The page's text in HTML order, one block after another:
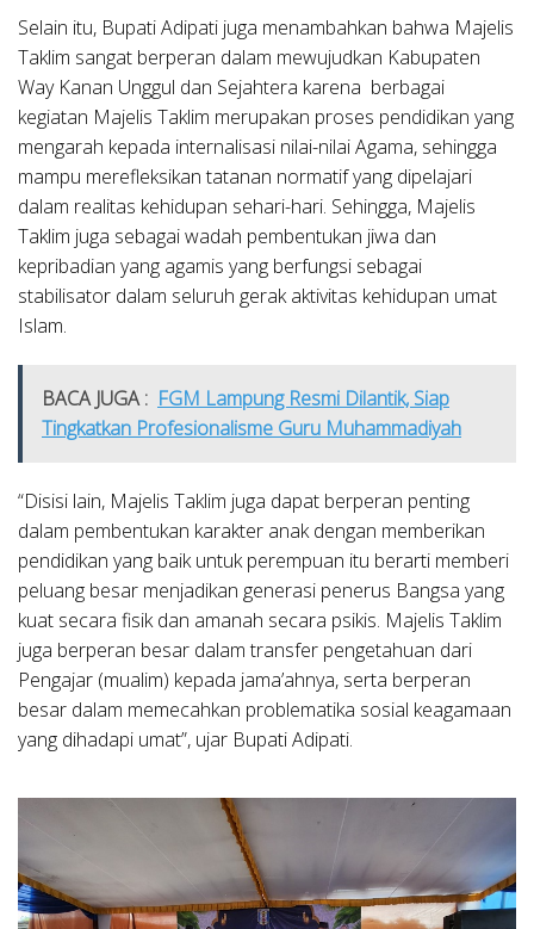
Selain itu, Bupati Adipati juga menambahkan bahwa Majelis
Taklim sangat berperan dalam mewujudkan Kabupaten
Way Kanan Unggul dan Sejahtera karena berbagai
kegiatan Majelis Taklim merupakan proses pendidikan yang
mengarah kepada internalisasi nilai-nilai Agama, sehingga
mampu merefleksikan tatanan normatif yang dipelajari
dalam realitas kehidupan sehari-hari. Sehingga, Majelis
Taklim juga sebagai wadah pembentukan jiwa dan
kepribadian yang agamis yang berfungsi sebagai
stabilisator dalam seluruh gerak aktivitas kehidupan umat
Islam.
BACA JUGA : FGM Lampung Resmi Dilantik, Siap
Tingkatkan Profesionalisme Guru Muhammadiyah
“Disisi lain, Majelis Taklim juga dapat berperan penting
dalam pembentukan karakter anak dengan memberikan
pendidikan yang baik untuk perempuan itu berarti memberi
peluang besar menjadikan generasi penerus Bangsa yang
kuat secara fisik dan amanah secara psikis. Majelis Taklim
juga berperan besar dalam transfer pengetahuan dari
Pengajar (mualim) kepada jama’ahnya, serta berperan
besar dalam memecahkan problematika sosial keagamaan
yang dihadapi umat”, ujar Bupati Adipati.